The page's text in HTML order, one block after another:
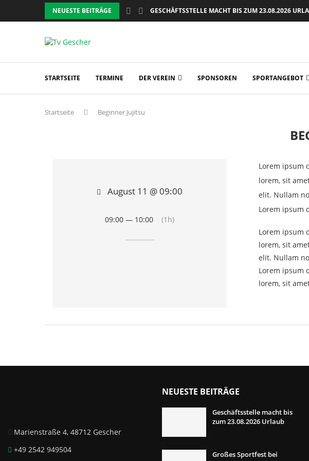
NEUESTE BEITRÄGE GESCHÄFTSSTELLE MACHT BIS ZUM 23.08.2026
STARTSEITE TERMINE DER VEREIN SPONSOREN SPORTANGEBOT
Startseite Beginner Jujitsu
Lorem ipsum
lorem, sit
elit. Nullam
Lorem ipsum
Lorem ipsum
lorem, sit
elit. Nullam
Lorem ipsum
lorem, sit
August 11 @ 09:00
09:00 — 10:00 (1h)
Marienstraße 4, 48712 Gescher
+49 2542 949504
NEUESTE BEITRÄGE
Geschäftsstelle macht bis
zum 23.08.2026 Urlaub
Großes Sportfest bei